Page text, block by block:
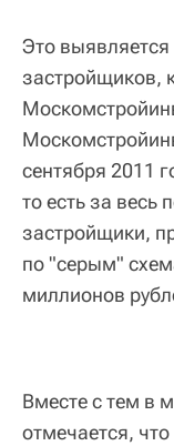
Это выявляется
застройщиков,
сентября 2011
то есть за весь
застройщики,
по "серым"
миллионов
Вместе с тем в
отмечается,